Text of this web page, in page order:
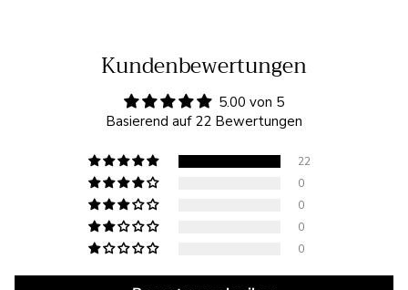
Kundenbewertungen
5.00 von 5
Basierend auf 22 Bewertungen
22
0
0
0
0